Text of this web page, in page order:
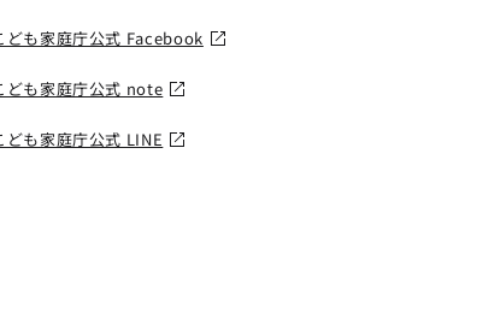
ども家庭庁公式 Facebook
ども家庭庁公式 note
ども家庭庁公式 LINE